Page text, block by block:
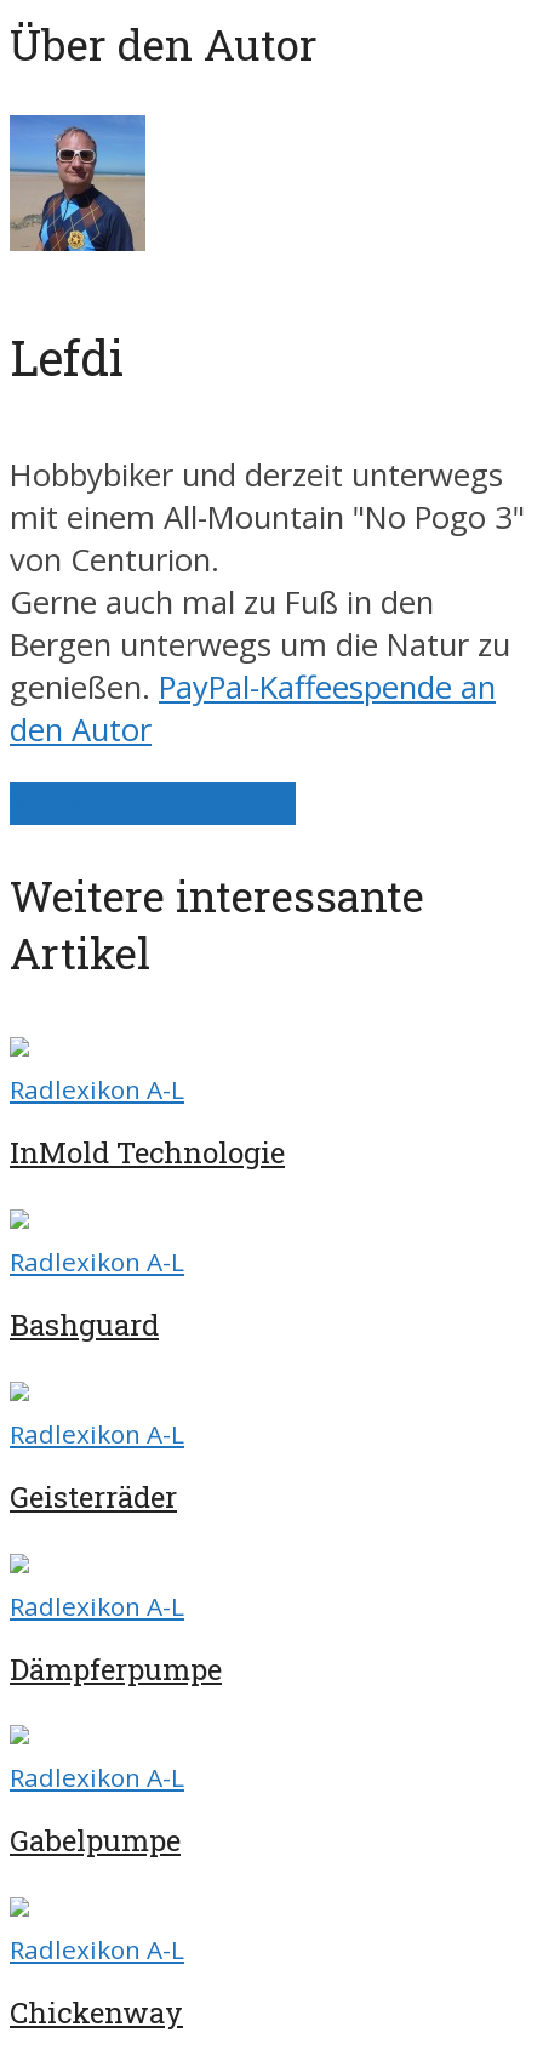
Über den Autor
Lefdi
Hobbybiker und derzeit unterwegs
mit einem All-Mountain "No Pogo 3"
von Centurion.
Gerne auch mal zu Fuß in den
Bergen unterwegs um die Natur zu
genießen. PayPal-Kaffeespende an
den Autor
Weitere interessante
Artikel
Radlexikon A-L
InMold Technologie
Radlexikon A-L
Bashguard
Radlexikon A-L
Geisterräder
Radlexikon A-L
Dämpferpumpe
Radlexikon A-L
Gabelpumpe
Radlexikon A-L
Chickenway